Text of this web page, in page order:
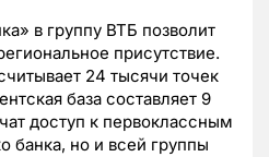
в группу ВТБ позволит
присутствие.
24 тысячи точек
база составляет 9
доступ к первоклассным
банка, но и всей группы